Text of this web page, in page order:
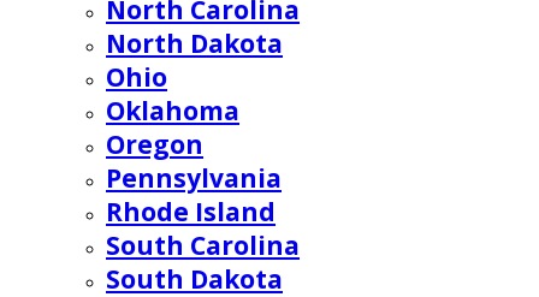
North Carolina
North Dakota
Ohio
Oklahoma
Oregon
Pennsylvania
Rhode Island
South Carolina
South Dakota